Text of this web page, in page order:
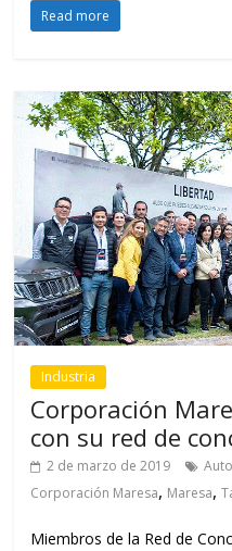
Industria
Corporación
con su red de
2 de marzo de 2019
Corporación Maresa,Maresa,
Miembros de la Red de
Maresa que participaron
Read more
Industria